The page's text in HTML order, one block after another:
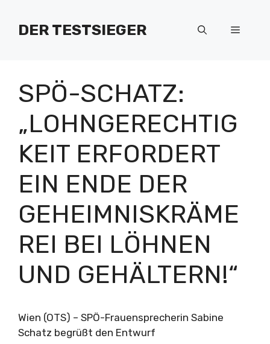
Inhalt
springenDER TESTSIEGER Menü
SPÖ-SCHATZ:
„LOHNGERECHTIG
KEIT ERFORDERT
EIN ENDE DER
GEHEIMNISKRÄME
REI BEI LÖHNEN
UND GEHÄLTERN!“
Wien (OTS) – SPÖ-Frauensprecherin Sabine
Schatz begrüßt den Entwurf